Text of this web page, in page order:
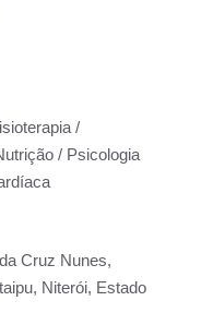
/
/ Psicologia
Cruz Nunes,
Niterói, Estado